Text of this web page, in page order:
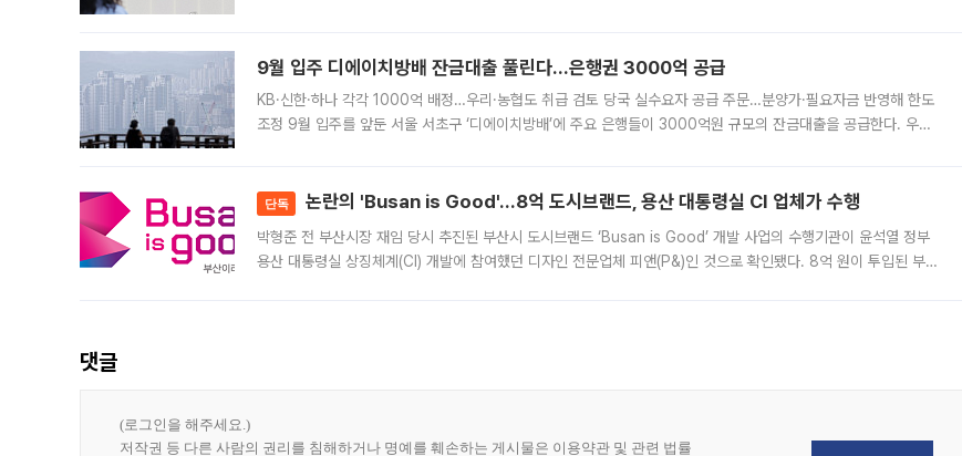
9월 입주 디에이치방배 잔금대출 풀린다…은행권 3000억 공급
KB·신한·하나 각각 1000억 배정…우리·농협도 취급 검토 당국 실수요자 공급 주문…분양가·필요자금 반영해 한도
조정 9월 입주를 앞둔 서울 서초구 ‘디에이치방배’에 주요 은행들이 3000억원 규모의 잔금대출을 공급한다. 우리
단독 논란의 'Busan is Good'…8억 도시브랜드, 용산 대통령실 CI 업체가 수행
박형준 전 부산시장 재임 당시 추진된 부산시 도시브랜드 ‘Busan is Good’ 개발 사업의 수행기관이 윤석열 정부
용산 대통령실 상징체계(CI) 개발에 참여했던 디자인 전문업체 피앤(P&)인 것으로 확인됐다. 8억 원이 투입된 부산
댓글